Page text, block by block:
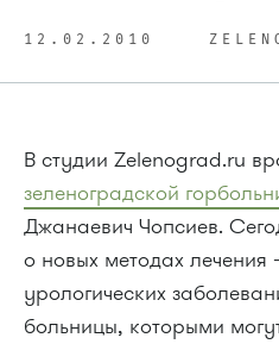
12.02.2010
В студии Zelenograd.ru
зеленоградской
Джанаевич Чопсиев.
о новых методах
урологических
больницы, которыми